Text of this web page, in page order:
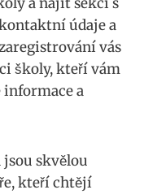
údaje a‍
vás
⁢školy, ⁢kteří vám
informace ⁤a
jsou skvělou
​kteří chtějí